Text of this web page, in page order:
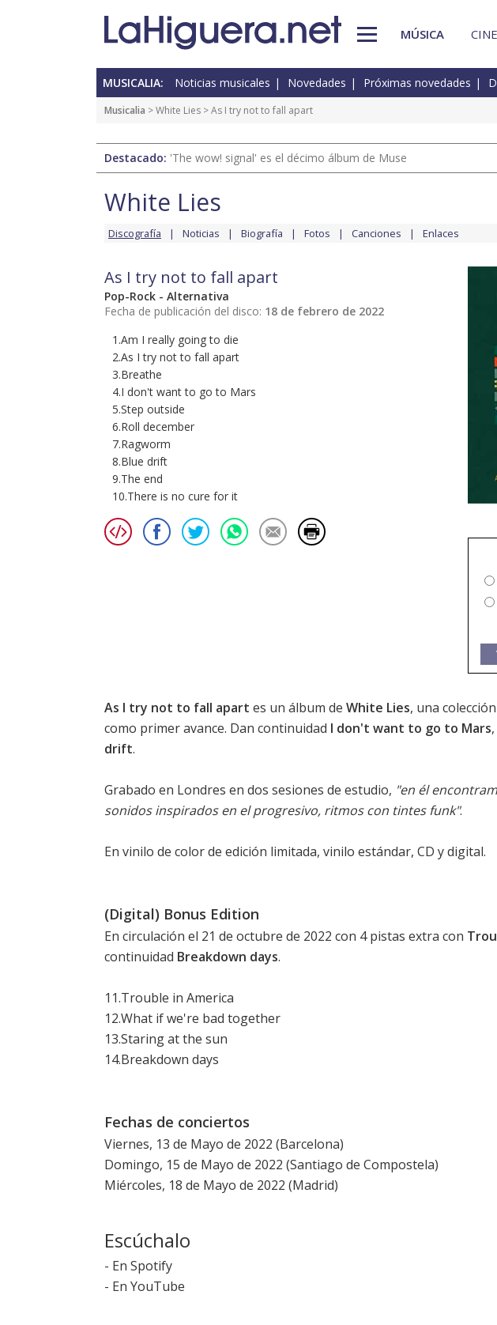
MÚSICA CINE
MUSICALIA: Noticias musicales Novedades Próximas novedades
Musicalia >White Lies > As I try not to fall apart
Destacado: 'The wow! signal' es el décimo álbum de Muse
White Lies
Discografía Noticias Biografía Fotos Canciones Enlaces
As I try not to fall apart
Pop-Rock - Alternativa
Fecha de publicación del disco: 18 de febrero de 2022
1.Am I really going to die
2.As I try not to fall apart
3.Breathe
4.I don't want to go to Mars
5.Step outside
6.Roll december
7.Ragworm
8.Blue drift
9.The end
10.There is no cure for it
As I try not to fall apart es un álbum de White Lies, una
como primer avance. Dan continuidad I don't want to go to Mars,
drift.
Grabado en Londres en dos sesiones de estudio, "en él
sonidos inspirados en el progresivo, ritmos con tintes funk".
En vinilo de color de edición limitada, vinilo estándar, CD y digital.
(Digital) Bonus Edition
En circulación el 21 de octubre de 2022 con 4 pistas extra con
continuidad Breakdown days.
11.Trouble in America
12.What if we're bad together
13.Staring at the sun
14.Breakdown days
Fechas de conciertos
Viernes, 13 de Mayo de 2022 (Barcelona)
Domingo, 15 de Mayo de 2022 (Santiago de Compostela)
Miércoles, 18 de Mayo de 2022 (Madrid)
Escúchalo
- En Spotify
- En YouTube